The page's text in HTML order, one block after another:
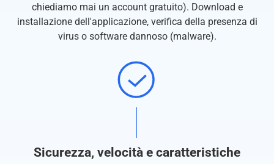
chiediamo mai un account gratuito). Download e
installazione dell'applicazione, verifica della presenza di
virus o software dannoso (malware).
Sicurezza, velocità e caratteristiche